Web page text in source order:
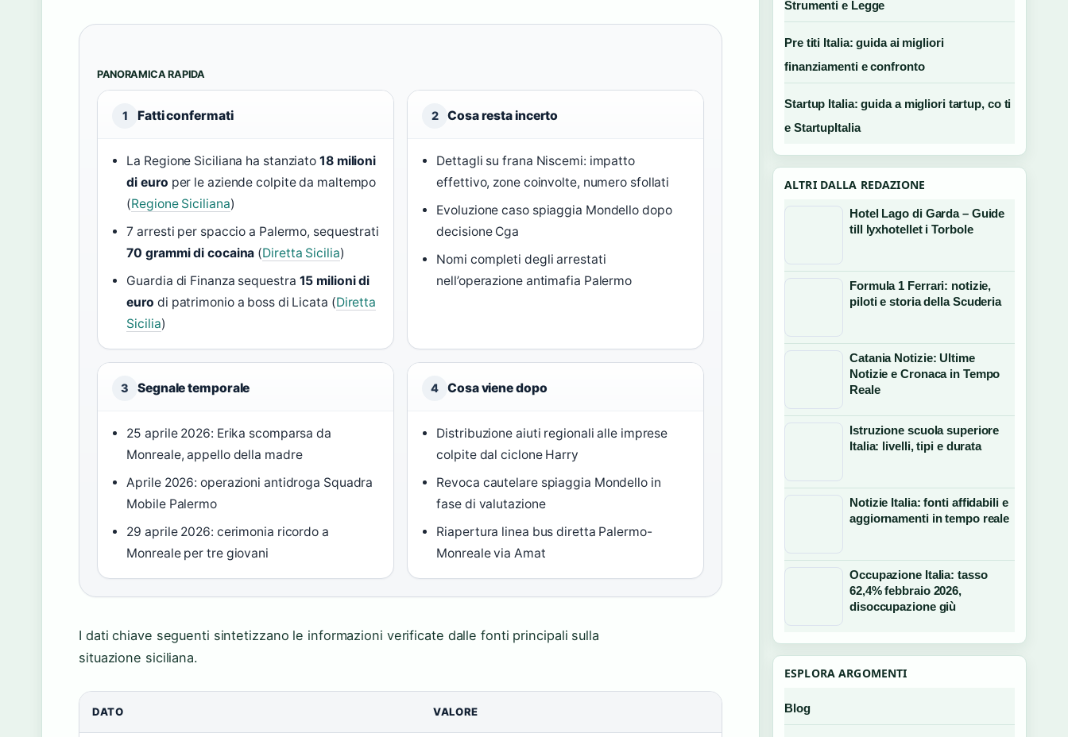
PANORAMICA RAPIDA
1 Fatti confermati
La Regione Siciliana ha stanziato 18 milioni
di euro per le aziende colpite da maltempo
(Regione Siciliana)
7 arresti per spaccio a Palermo, sequestrati
70 grammi di cocaina (Diretta Sicilia)
Guardia di Finanza sequestra 15 milioni di
euro di patrimonio a boss di Licata (Diretta
Sicilia)
2 Cosa resta incerto
Dettagli su frana Niscemi: impatto
effettivo, zone coinvolte, numero sfollati
Evoluzione caso spiaggia Mondello dopo
decisione Cga
Nomi completi degli arrestati
nell’operazione antimafia Palermo
3 Segnale temporale
25 aprile 2026: Erika scomparsa da
Monreale, appello della madre
Aprile 2026: operazioni antidroga Squadra
Mobile Palermo
29 aprile 2026: cerimonia ricordo a
Monreale per tre giovani
4 Cosa viene dopo
Distribuzione aiuti regionali alle imprese
colpite dal ciclone Harry
Revoca cautelare spiaggia Mondello in
fase di valutazione
Riapertura linea bus diretta Palermo-
Monreale via Amat
I dati chiave seguenti sintetizzano le informazioni verificate dalle fonti principali sulla
situazione siciliana.
DATO VALORE
Strumenti e Legge
Pre titi Italia: guida ai migliori
finanziamenti e confronto
Startup Italia: guida a migliori tartup, co ti
e StartupItalia
ALTRI DALLA REDAZIONE
Hotel Lago di Garda – Guide
till lyxhotellet i Torbole
Formula 1 Ferrari: notizie,
piloti e storia della Scuderia
Catania Notizie: Ultime
Notizie e Cronaca in Tempo
Reale
Istruzione scuola superiore
Italia: livelli, tipi e durata
Notizie Italia: fonti affidabili e
aggiornamenti in tempo reale
Occupazione Italia: tasso
62,4% febbraio 2026,
disoccupazione giù
ESPLORA ARGOMENTI
Blog